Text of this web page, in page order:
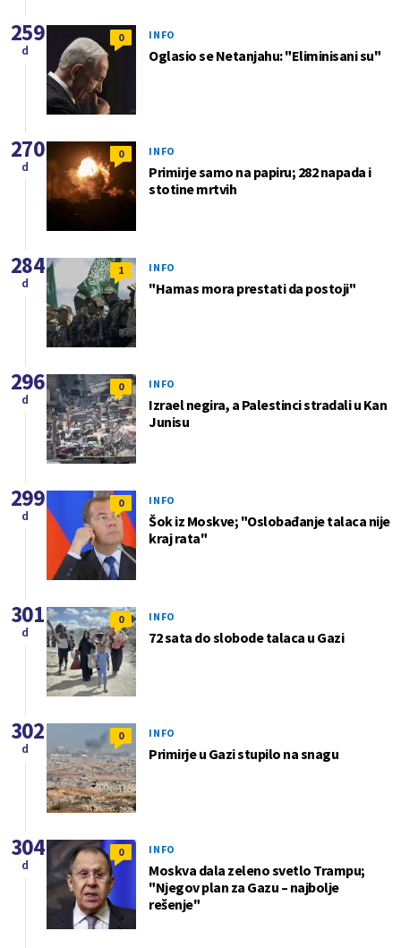
0 INFO
Oglasio se Netanjahu: "Eliminisani su"
259
d
0 INFO
Primirje samo na papiru; 282 napada i
stotine mrtvih
270
d
1 INFO
"Hamas mora prestati da postoji"
284
d
0 INFO
Izrael negira, a Palestinci stradali u Kan
Junisu
296
d
0 INFO
Šok iz Moskve; "Oslobađanje talaca nije
kraj rata"
299
d
0 INFO
72 sata do slobode talaca u Gazi
301
d
0 INFO
Primirje u Gazi stupilo na snagu
302
d
0 INFO
Moskva dala zeleno svetlo Trampu;
"Njegov plan za Gazu – najbolje
rešenje"
304
d